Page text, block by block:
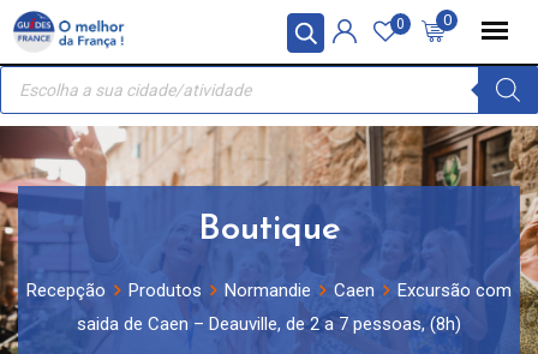
Painel de Gerenciamento de Cookies
Skip
content
0
0
Recherche
produits
Boutique
Recepção Produtos Normandie Caen
Excursão com
saida de Caen – Deauville, de 2 a 7 pessoas, (8h)